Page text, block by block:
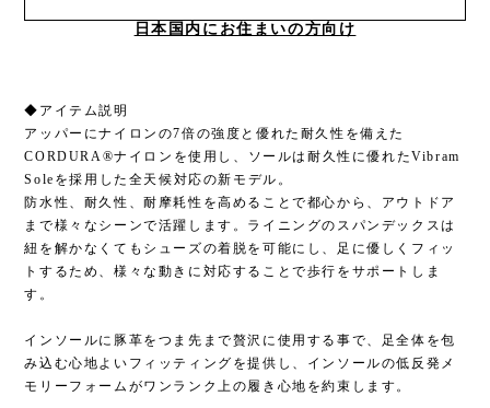
日本国内にお住まいの方向け
◆アイテム説明
アッパーにナイロンの7倍の強度と優れた耐久性を備えた
CORDURA®ナイロンを使用し、ソールは耐久性に優れたVibram
Soleを採用した全天候対応の新モデル。
防水性、耐久性、耐摩耗性を高めることで都心から、アウトドア
まで様々なシーンで活躍します。ライニングのスパンデックスは
紐を解かなくてもシューズの着脱を可能にし、足に優しくフィッ
トするため、様々な動きに対応することで歩行をサポートしま
す。
インソールに豚革をつま先まで贅沢に使用する事で、足全体を包
み込む心地よいフィッティングを提供し、インソールの低反発メ
モリーフォームがワンランク上の履き心地を約束します。